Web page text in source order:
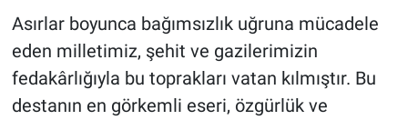
Asırlar boyunca bağımsızlık uğruna mücadele
eden milletimiz, şehit ve gazilerimizin
fedakârlığıyla bu toprakları vatan kılmıştır. Bu
destanın en görkemli eseri, özgürlük ve